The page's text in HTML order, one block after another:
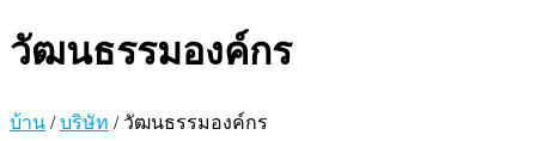
วัฒนธรรมองค์กร
บ้าน /บริษัท / วัฒนธรรมองค์กร